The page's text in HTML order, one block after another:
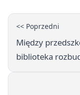
<< Poprzedni
Między
biblioteka